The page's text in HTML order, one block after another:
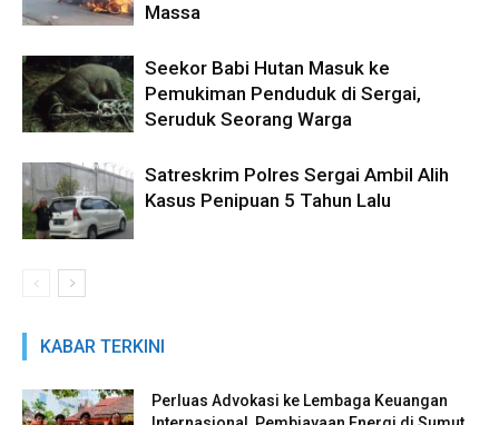
Massa
Seekor Babi Hutan Masuk ke
Pemukiman Penduduk di Sergai,
Seruduk Seorang Warga
Satreskrim Polres Sergai Ambil Alih
Kasus Penipuan 5 Tahun Lalu
KABAR TERKINI
Perluas Advokasi ke Lembaga Keuangan